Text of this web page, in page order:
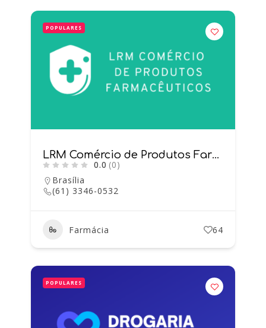
POPULARES
LRM Comércio de Produtos Farmacêuticos
0.0 (0)
Brasília
(61) 3346-0532
Farmácia 64
POPULARES